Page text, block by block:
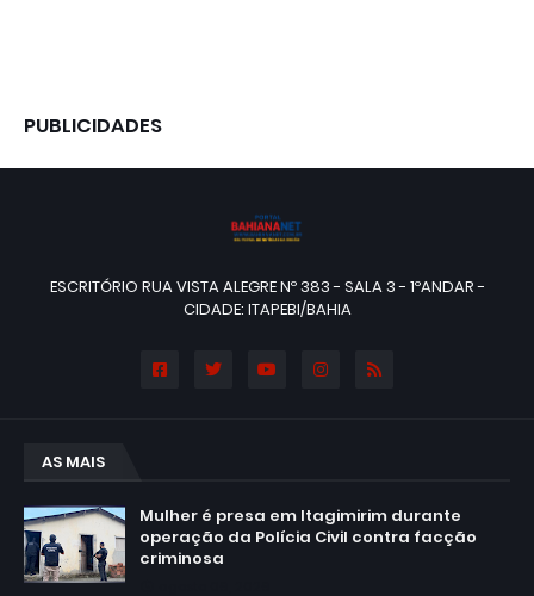
PUBLICIDADES
ESCRITÓRIO RUA VISTA ALEGRE Nº 383 - SALA 3 - 1ºANDAR -
CIDADE: ITAPEBI/BAHIA
AS MAIS
Mulher é presa em Itagimirim durante
operação da Polícia Civil contra facção
criminosa